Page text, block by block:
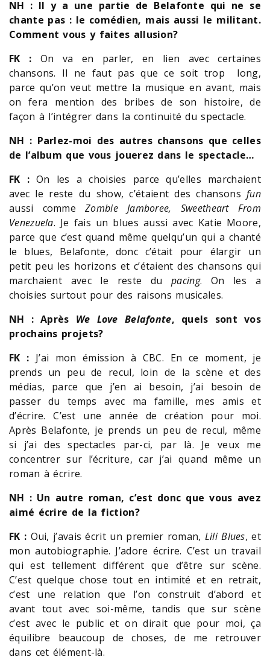
NH : Il y a une partie de Belafonte qui ne se
chante pas : le comédien, mais aussi le militant.
Comment vous y faites allusion?
FK : On va en parler, en lien avec certaines
chansons. Il ne faut pas que ce soit trop long,
parce qu’on veut mettre la musique en avant, mais
on fera mention des bribes de son histoire, de
façon à l’intégrer dans la continuité du spectacle.
NH : Parlez-moi des autres chansons que celles
de l’album que vous jouerez dans le spectacle…
FK : On les a choisies parce qu’elles marchaient
avec le reste du show, c’étaient des chansonsfun
aussi commeZombie Jamboree, Sweetheart From
Venezuela. Je fais un blues aussi avec Katie Moore,
parce que c’est quand même quelqu’un qui a chanté
le blues, Belafonte, donc c’était pour élargir un
petit peu les horizons et c’étaient des chansons qui
marchaient avec le reste dupacing. On les a
choisies surtout pour des raisons musicales.
NH : Après We Love Belafonte, quels sont vos
prochains projets?
FK : J’ai mon émission à CBC. En ce moment, je
prends un peu de recul, loin de la scène et des
médias, parce que j’en ai besoin, j’ai besoin de
passer du temps avec ma famille, mes amis et
d’écrire. C’est une année de création pour moi.
Après Belafonte, je prends un peu de recul, même
si j’ai des spectacles par-ci, par là. Je veux me
concentrer sur l’écriture, car j’ai quand même un
roman à écrire.
NH : Un autre roman, c’est donc que vous avez
aimé écrire de la fiction?
FK : Oui, j’avais écrit un premier roman, Lili Blues, et
mon autobiographie. J’adore écrire. C’est un travail
qui est tellement différent que d’être sur scène.
C’est quelque chose tout en intimité et en retrait,
c’est une relation que l’on construit d’abord et
avant tout avec soi-même, tandis que sur scène
c’est avec le public et on dirait que pour moi, ça
équilibre beaucoup de choses, de me retrouver
dans cet élément-là.